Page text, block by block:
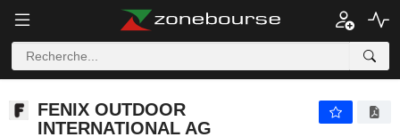
FENIX OUTDOOR
INTERNATIONAL AG